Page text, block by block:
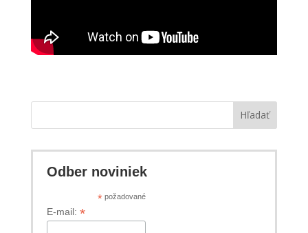
Hľadať
Odber noviniek
*požadované
E-mail: *